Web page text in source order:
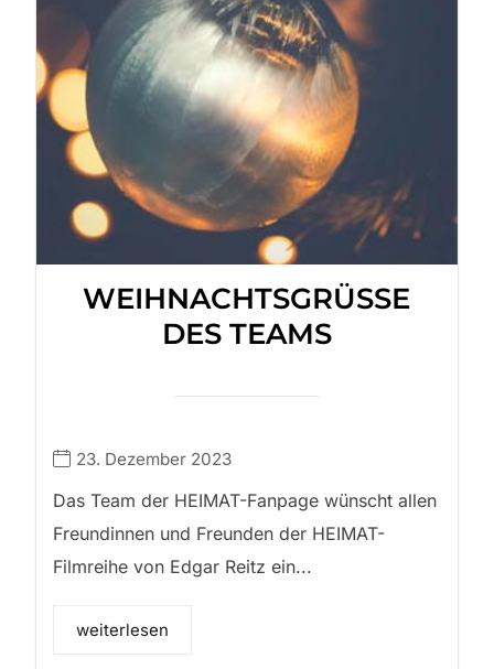
WEIHNACHTSGRÜSSE D
ES TEAMS
23. Dezember 2023
Das Team der HEIMAT-Fanpage wünscht allen
Freundinnen und Freunden der HEIMAT-
Filmreihe von Edgar Reitz ein...
weiterlesen